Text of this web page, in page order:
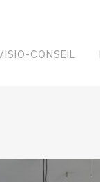
CONSEIL